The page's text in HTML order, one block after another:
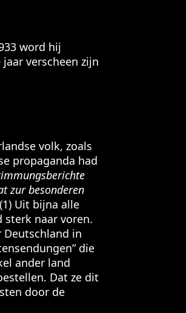
word hij
verscheen zijn
volk, zoals
propaganda had
zur besonderen
Uit bijna alle
sterk naar voren.
Deutschland in
die
ander land
Dat ze dit
door de